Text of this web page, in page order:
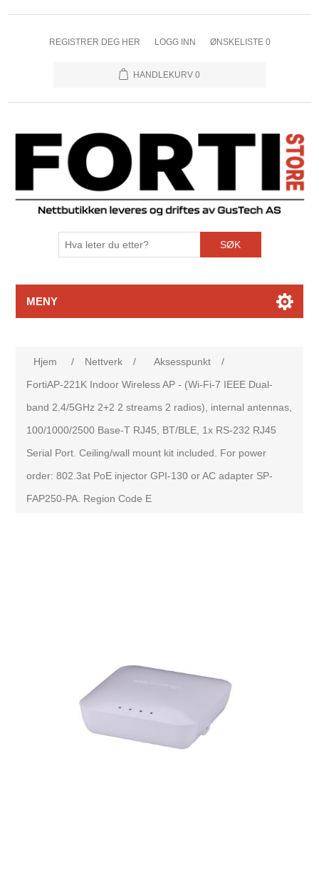
REGISTRER DEG HER LOGG INN ØNSKELISTE 0
HANDLEKURV 0
SØK
MENY
Hjem / Nettverk / Aksesspunkt
/
FortiAP-221K Indoor Wireless AP - (Wi-Fi-7 IEEE Dual-
band 2.4/5GHz 2+2 2 streams 2 radios), internal antennas,
100/1000/2500 Base-T RJ45, BT/BLE, 1x RS-232 RJ45
Serial Port. Ceiling/wall mount kit included. For power
order: 802.3at PoE injector GPI-130 or AC adapter SP-
FAP250-PA. Region Code E